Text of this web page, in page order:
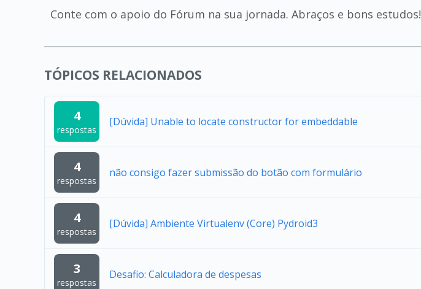
Conte com o apoio do Fórum na sua jornada. Abraços e bons estudos!
TÓPICOS RELACIONADOS
4
respostas
[Dúvida] Unable to locate constructor for embeddable
4
respostas
não consigo fazer submissão do botão com formulário
4
respostas
[Dúvida] Ambiente Virtualenv (Core) Pydroid3
3
respostas
Desafio: Calculadora de despesas